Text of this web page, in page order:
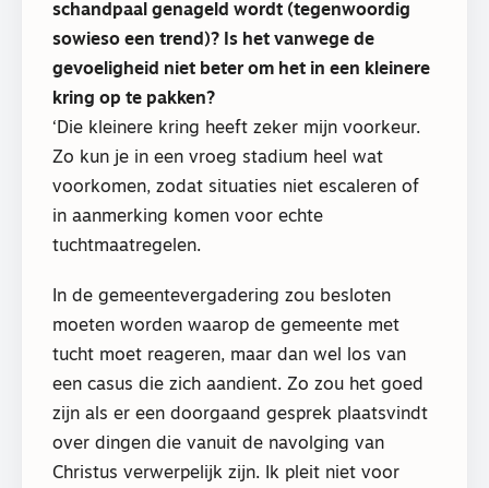
schandpaal genageld wordt (tegenwoordig
sowieso een trend)? Is het vanwege de
gevoeligheid niet beter om het in een kleinere
kring op te pakken?
‘Die kleinere kring heeft zeker mijn voorkeur.
Zo kun je in een vroeg stadium heel wat
voorkomen, zodat situaties niet escaleren of
in aanmerking komen voor echte
tuchtmaatregelen.
In de gemeentevergadering zou besloten
moeten worden waarop de gemeente met
tucht moet reageren, maar dan wel los van
een casus die zich aandient. Zo zou het goed
zijn als er een doorgaand gesprek plaatsvindt
over dingen die vanuit de navolging van
Christus verwerpelijk zijn. Ik pleit niet voor